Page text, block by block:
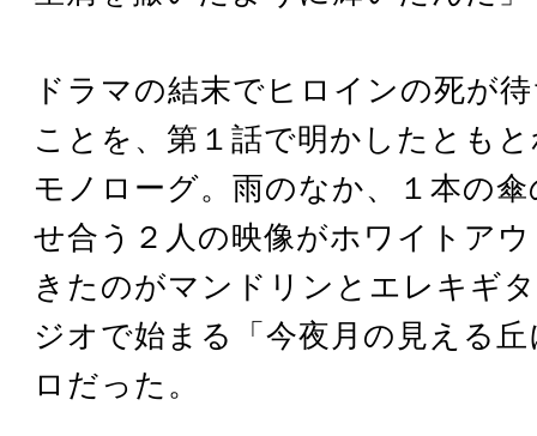
ドラマの結末でヒロインの死が
ことを、第１話で明かしたとも
モノローグ。雨のなか、１本の
せ合う２人の映像がホワイトア
きたのがマンドリンとエレキギ
ジオで始まる「今夜月の見える
ロだった。